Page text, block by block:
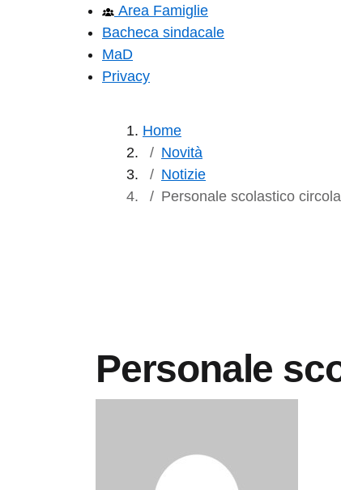
Area Famiglie
Bacheca sindacale
MaD
Privacy
Home
Novità
Notizie
Personale scolastico
Personale